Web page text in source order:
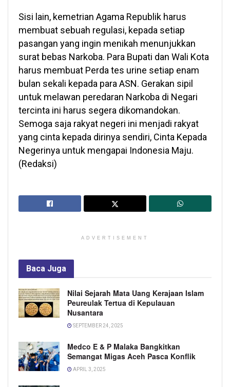
Sisi lain, kemetrian Agama Republik harus
membuat sebuah regulasi, kepada setiap
pasangan yang ingin menikah menunjukkan
surat bebas Narkoba. Para Bupati dan Wali Kota
harus membuat Perda tes urine setiap enam
bulan sekali kepada para ASN. Gerakan sipil
untuk melawan peredaran Narkoba di Negari
tercinta ini harus segera dikomandokan.
Semoga saja rakyat negeri ini menjadi rakyat
yang cinta kepada dirinya sendiri, Cinta Kepada
Negerinya untuk mengapai Indonesia Maju.
(Redaksi)
ADVERTISEMENT
Baca Juga
Nilai Sejarah Mata Uang Kerajaan Islam
Peureulak Tertua di Kepulauan
Nusantara
SEPTEMBER 24, 2025
Medco E & P Malaka Bangkitkan
Semangat Migas Aceh Pasca Konflik
APRIL 3, 2025